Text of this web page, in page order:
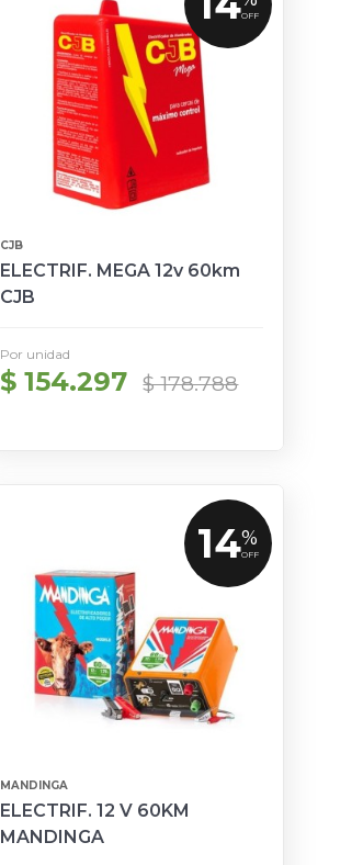
OFF
CJB
ELECTRIF. MEGA 12v 60km
CJB
Por unidad
$ 154.297 $ 178.788
14%
OFF
MANDINGA
ELECTRIF. 12 V 60KM
MANDINGA